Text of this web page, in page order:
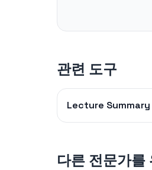
관련 도구
Lecture
다른 전문가를